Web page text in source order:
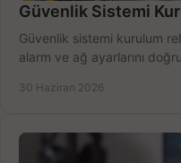
Güvenlik Sistemi
Güvenlik sistemi kurulum
alarm ve ağ ayarlarını
30 Haziran 2026